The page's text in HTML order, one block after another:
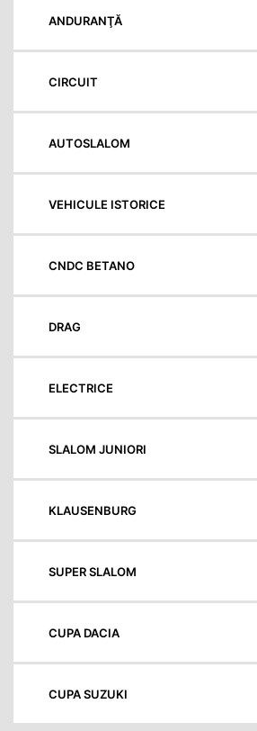
ANDURANŢĂ
CIRCUIT
AUTOSLALOM
VEHICULE ISTORICE
CNDC BETANO
DRAG
ELECTRICE
SLALOM JUNIORI
KLAUSENBURG
SUPER SLALOM
CUPA DACIA
CUPA SUZUKI